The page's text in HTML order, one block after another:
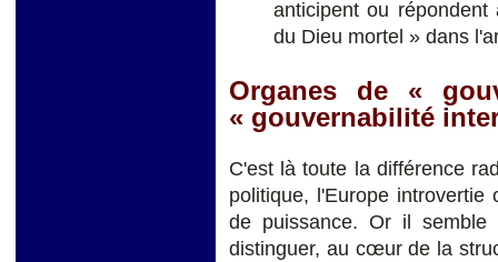
anticipent ou
du Dieu mortel » dans
Organes de «
« gouvernabilité
C'est là toute la différence
politique, l'Europe
de puissance. Or il semble
distinguer, au cœur de la